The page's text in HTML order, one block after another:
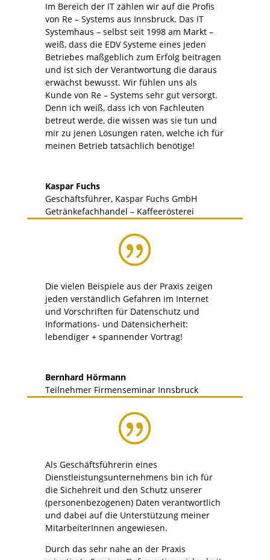
Im Bereich der IT zählen wir auf die Profis
von Re – Systems aus Innsbruck. Das IT
Systemhaus – selbst seit 1998 am Markt –
weiß, dass die EDV Systeme eines jeden
Betriebes maßgeblich zum Erfolg beitragen
und ist sich der Verantwortung die daraus
erwächst bewusst. Wir fühlen uns als
Kunde von Re – Systems sehr gut versorgt.
Denn ich weiß, dass ich von Fachleuten
betreut werde, die wissen was sie tun und
mir zu jenen Lösungen raten, welche ich für
meinen Betrieb tatsächlich benötige!
Kaspar Fuchs
Geschäftsführer, Kaspar Fuchs GmbH
Getränkefachhandel – Kaffeerösterei
Die vielen Beispiele aus der Praxis zeigen
jeden verständlich Gefahren im Internet
und Vorschriften für Datenschutz und
Informations- und Datensicherheit:
lebendiger + spannender Vortrag!
Bernhard Hörmann
Teilnehmer Firmenseminar Innsbruck
Als Geschäftsführerin eines
Dienstleistungsunternehmens bin ich für
die Sichehreit und den Schutz unserer
(personenbezogenen) Daten verantwortlich
und dabei auf die Unterstützung meiner
MitarbeiterInnen angewiesen.
Durch das sehr nahe an der Praxis